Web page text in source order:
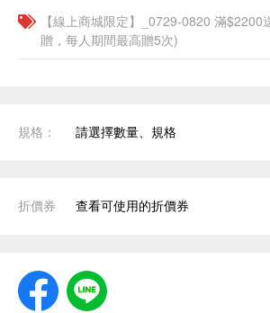
【線上商城限定】_0729-0820 滿$2200
贈，每人期間最高贈5次)
規格： 請選擇數量、規格
折價券 查看可使用的折價券